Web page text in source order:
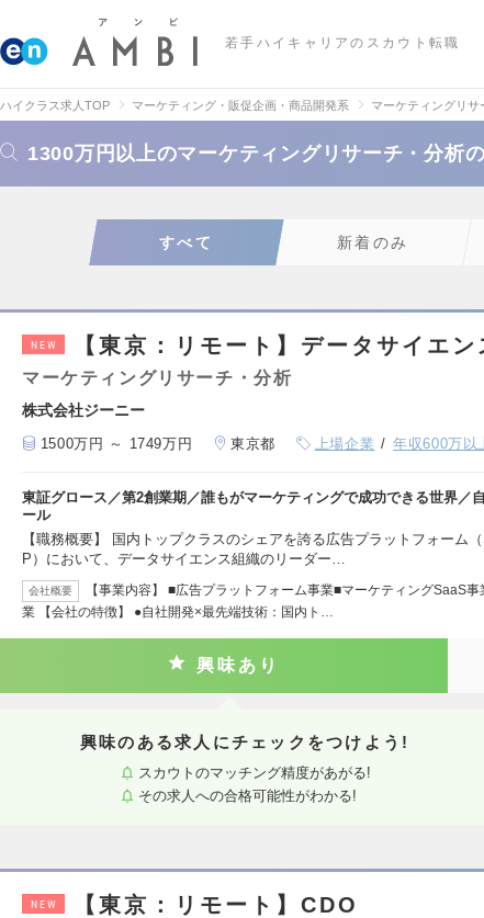
若手ハイキャリアのスカウト転職
ハイクラス求人TOP マーケティング・販促企画・商品開発系 マーケティングリサ
1300万円以上のマーケティングリサーチ・分析
すべて 新着のみ
NEW 【東京：リモート】データサイエン
マーケティングリサーチ・分析
株式会社ジーニー
1500万円 ～ 1749万円 東京都 上場企業 年収600万以
東証グロース／第2創業期／誰もがマーケティングで成功できる世界／
ール
【職務概要】 国内トップクラスのシェアを誇る広告プラットフォーム
P）において、データサイエンス組織のリーダー…
会社概要
【事業内容】 ■広告プラットフォーム事業■マーケティングSaaS
業 【会社の特徴】 ●自社開発×最先端技術：国内ト…
興味あり
興味のある求人にチェックをつけよう!
スカウトのマッチング精度があがる!
その求人への合格可能性がわかる!
NEW 【東京：リモート】CDO